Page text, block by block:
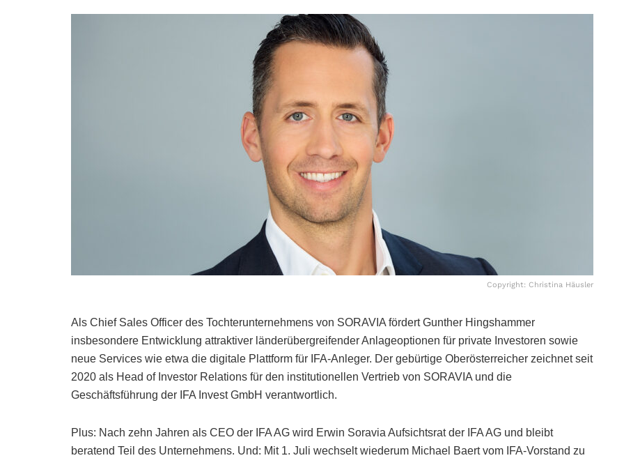
Copyright: Christina Häusler
Als Chief Sales Officer des Tochterunternehmens von SORAVIA fördert Gunther Hingshammer
insbesondere Entwicklung attraktiver länderübergreifender Anlageoptionen für private Investoren sowie
neue Services wie etwa die digitale Plattform für IFA-Anleger. Der gebürtige Oberösterreicher zeichnet seit
2020 als Head of Investor Relations für den institutionellen Vertrieb von SORAVIA und die
Geschäftsführung der IFA Invest GmbH verantwortlich.
Plus: Nach zehn Jahren als CEO der IFA AG wird Erwin Soravia Aufsichtsrat der IFA AG und bleibt
beratend Teil des Unternehmens. Und: Mit 1. Juli wechselt wiederum Michael Baert vom IFA-Vorstand zu